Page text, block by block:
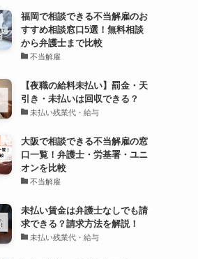
福岡で相談できる不当解雇のお
すすめ相談窓口5選！無料相談
から弁護士まで比較
不当解雇
【夜職の給料未払い】罰金・天
引き・未払いは回収できる？
未払い残業代・給与
大阪で相談できる不当解雇の窓
口一覧！弁護士・労基署・ユニ
オンを比較
不当解雇
未払い賃金は弁護士なしでも請
求できる？請求方法を解説！
未払い残業代・給与